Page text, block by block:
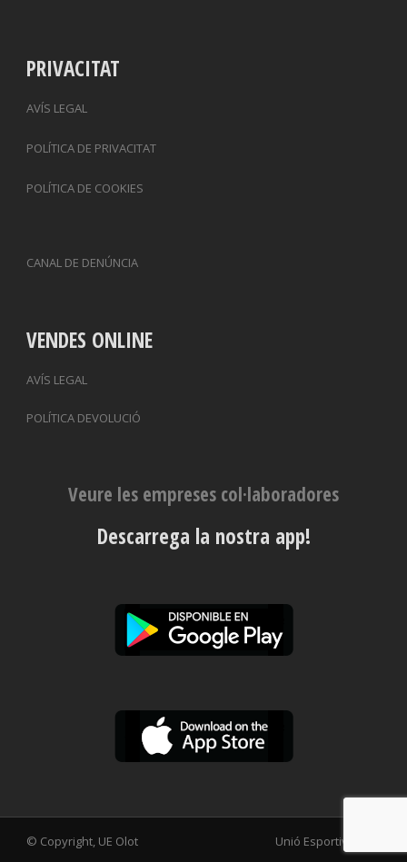
PRIVACITAT
AVÍS LEGAL
POLÍTICA DE PRIVACITAT
POLÍTICA DE COOKIES
CANAL DE DENÚNCIA
VENDES ONLINE
AVÍS LEGAL
POLÍTICA DEVOLUCIÓ
Veure les empreses col·laboradores
Descarrega la nostra app!
© Copyright, UE Olot Unió Esportiva Olot